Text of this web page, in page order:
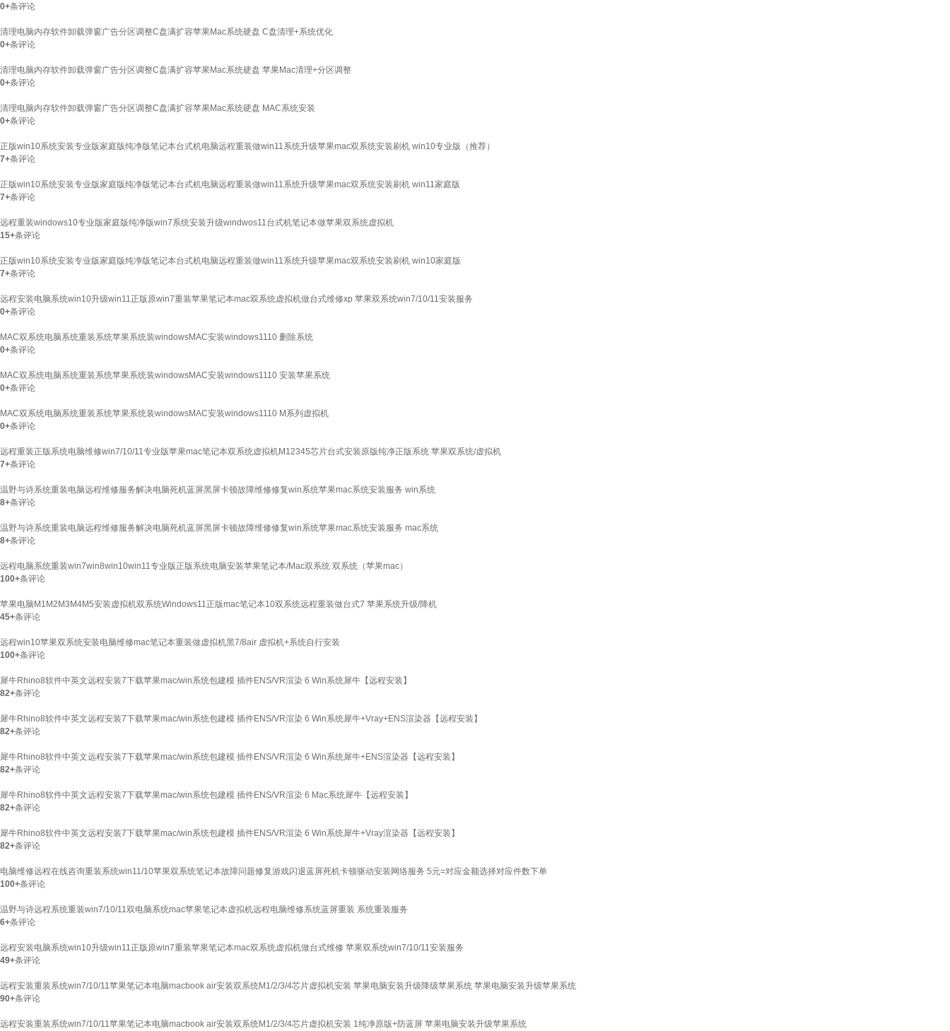
0+条评论
清理电脑内存软件卸载弹窗广告分区调整C盘满扩容苹果Mac系统硬盘 C盘清理+系统优化
0+条评论
清理电脑内存软件卸载弹窗广告分区调整C盘满扩容苹果Mac系统硬盘 苹果Mac清理+分区调整
0+条评论
清理电脑内存软件卸载弹窗广告分区调整C盘满扩容苹果Mac系统硬盘 MAC系统安装
0+条评论
正版win10系统安装专业版家庭版纯净版笔记本台式机电脑远程重装做win11系统升级苹果mac双系统安装刷机 win10专业版（推荐）
7+条评论
正版win10系统安装专业版家庭版纯净版笔记本台式机电脑远程重装做win11系统升级苹果mac双系统安装刷机 win11家庭版
7+条评论
远程重装windows10专业版家庭版纯净版win7系统安装升级windwos11台式机笔记本做苹果双系统虚拟机
15+条评论
正版win10系统安装专业版家庭版纯净版笔记本台式机电脑远程重装做win11系统升级苹果mac双系统安装刷机 win10家庭版
7+条评论
远程安装电脑系统win10升级win11正版原win7重装苹果笔记本mac双系统虚拟机做台式维修xp 苹果双系统win7/10/11安装服务
0+条评论
MAC双系统电脑系统重装系统苹果系统装windowsMAC安装windows1110 删除系统
0+条评论
MAC双系统电脑系统重装系统苹果系统装windowsMAC安装windows1110 安装苹果系统
0+条评论
MAC双系统电脑系统重装系统苹果系统装windowsMAC安装windows1110 M系列虚拟机
0+条评论
远程重装正版系统电脑维修win7/10/11专业版苹果mac笔记本双系统虚拟机M12345芯片台式安装原版纯净正版系统 苹果双系统/虚拟机
7+条评论
温野与诗系统重装电脑远程维修服务解决电脑死机蓝屏黑屏卡顿故障维修修复win系统苹果mac系统安装服务 win系统
8+条评论
温野与诗系统重装电脑远程维修服务解决电脑死机蓝屏黑屏卡顿故障维修修复win系统苹果mac系统安装服务 mac系统
8+条评论
远程电脑系统重装win7win8win10win11专业版正版系统电脑安装苹果笔记本/Mac双系统 双系统（苹果mac）
100+条评论
苹果电脑M1M2M3M4M5安装虚拟机双系统Windows11正版mac笔记本10双系统远程重装做台式7 苹果系统升级/降机
45+条评论
远程win10苹果双系统安装电脑维修mac笔记本重装做虚拟机黑7/8air 虚拟机+系统自行安装
100+条评论
犀牛Rhino8软件中英文远程安装7下载苹果mac/win系统包建模 插件ENS/VR渲染 6 Win系统犀牛【远程安装】
82+条评论
犀牛Rhino8软件中英文远程安装7下载苹果mac/win系统包建模 插件ENS/VR渲染 6 Win系统犀牛+Vray+ENS渲染器【远程安装】
82+条评论
犀牛Rhino8软件中英文远程安装7下载苹果mac/win系统包建模 插件ENS/VR渲染 6 Win系统犀牛+ENS渲染器【远程安装】
82+条评论
犀牛Rhino8软件中英文远程安装7下载苹果mac/win系统包建模 插件ENS/VR渲染 6 Mac系统犀牛【远程安装】
82+条评论
犀牛Rhino8软件中英文远程安装7下载苹果mac/win系统包建模 插件ENS/VR渲染 6 Win系统犀牛+Vray渲染器【远程安装】
82+条评论
电脑维修远程在线咨询重装系统win11/10苹果双系统笔记本故障问题修复游戏闪退蓝屏死机卡顿驱动安装网络服务 5元=对应金额选择对应件数下单
100+条评论
温野与诗远程系统重装win7/10/11双电脑系统mac苹果笔记本虚拟机远程电脑维修系统蓝屏重装 系统重装服务
6+条评论
远程安装电脑系统win10升级win11正版原win7重装苹果笔记本mac双系统虚拟机做台式维修 苹果双系统win7/10/11安装服务
49+条评论
远程安装重装系统win7/10/11苹果笔记本电脑macbook air安装双系统M1/2/3/4芯片虚拟机安装 苹果电脑安装升级降级苹果系统 苹果电脑安装升级苹果系统
90+条评论
远程安装重装系统win7/10/11苹果笔记本电脑macbook air安装双系统M1/2/3/4芯片虚拟机安装 1纯净原版+防蓝屏 苹果电脑安装升级苹果系统